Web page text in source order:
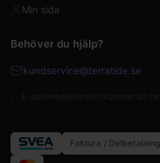
Min sida
Behöver du hjälp?
kundservice@terratide.se
Faktura / Delbetalning